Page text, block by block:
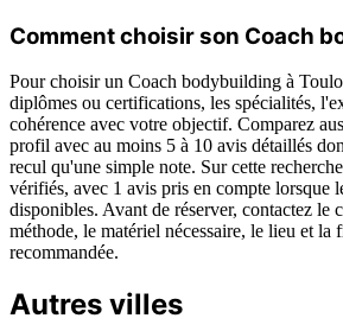
Comment choisir son Coach
Pour choisir un Coach bodybuilding à
diplômes ou certifications, les spécialités,
cohérence avec votre objectif. Comparez
profil avec au moins 5 à 10 avis détaillés
recul qu'une simple note. Sur cette
vérifiés, avec 1 avis pris en compte lorsque
disponibles. Avant de réserver, contactez le
méthode, le matériel nécessaire, le lieu et la
recommandée.
Autres villes